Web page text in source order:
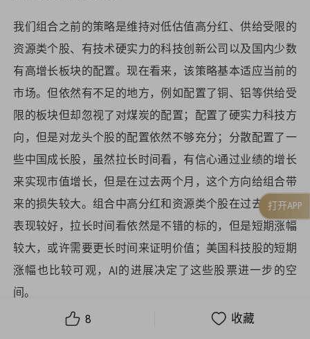
我们组合之前的策略是维持对低估值高分红、供给受限的
资源类个股、有技术硬实力的科技创新公司以及国内少数
有高增长板块的配置。现在看来，该策略基本适应当前的
市场。但依然有不足的地方，例如配置了铜、铝等供给受
限的板块但却忽视了对煤炭的配置；配置了硬实力科技方
向，但是对龙头个股的配置依然不够充分；分散配置了一
些中国成长股，虽然拉长时间看，有信心通过业绩的增长
来实现市值增长，但是在过去两个月，这个方向给组合带
来的损失较大。组合中高分红和资源类个股在过去两个月
表现较好，拉长时间看依然是不错的标的，但是短期涨幅
较大，或许需要更长时间来证明价值；美国科技股的短期
涨幅也比较可观，AI的进展决定了这些股票进一步的空
间。
在操作层面上，对短期涨幅较大的个股做了部分减仓，对
8 收藏
打开APP